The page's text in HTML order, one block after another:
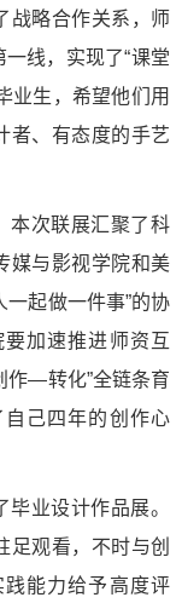
战略合作关系，师
线，实现了“课堂
业生，希望他们用
者、有态度的手艺
本次联展汇聚了科
媒与影视学院和美
一起做一件事”的协
加速推进师资互
作—转化”全链条育
己四年的创作心
业设计作品展。
足观看，不时与创
能力给予高度评